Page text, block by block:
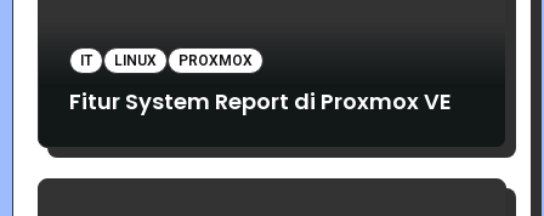
IT LINUX PROXMOX
Fitur System Report di Proxmox VE